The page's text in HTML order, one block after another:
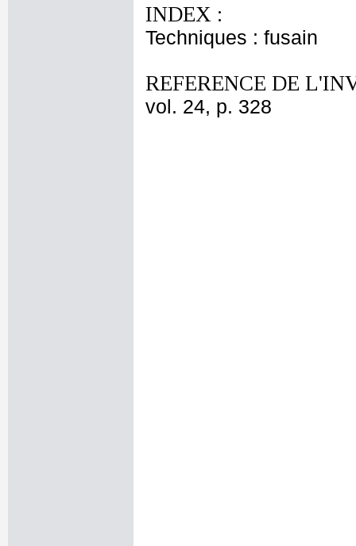
INDEX :
Techniques : fusain
REFERENCE DE
vol. 24, p. 328